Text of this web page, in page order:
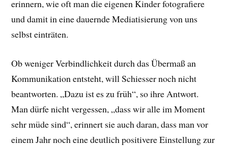
erinnern, wie oft man die eigenen Kinder fotografiere
und damit in eine dauernde Mediatisierung von uns
selbst einträten.
Ob weniger Verbindlichkeit durch das Übermaß an
Kommunikation entsteht, will Schiesser noch nicht
beantworten. „Dazu ist es zu früh“, so ihre Antwort.
Man dürfe nicht vergessen, „dass wir alle im Moment
sehr müde sind“, erinnert sie auch daran, dass man vor
einem Jahr noch eine deutlich positivere Einstellung zur